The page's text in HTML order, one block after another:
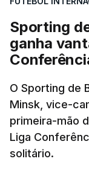
Sporting
ganha
O Sporting de
Minsk, vice-
primeira-mão
Liga
solitário.